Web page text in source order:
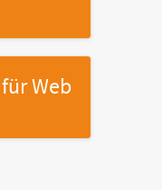
für Web